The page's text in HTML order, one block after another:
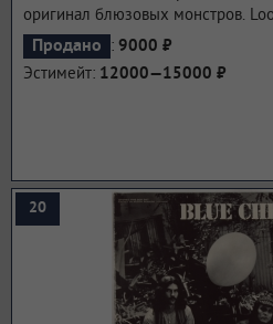
оригинал блюзовых монстров.
альбом, выпущенный John Mayall в
компанией Decca Records.
200....подробнее
Продано : 9000 ₽
Эстимейт: 12000—15000 ₽
20